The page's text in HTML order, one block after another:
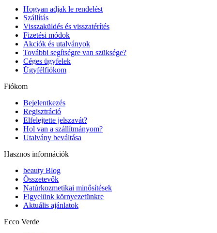
Hogyan adjak le rendelést
Szállítás
Visszaküldés és visszatérítés
Fizetési módok
Akciók és utalványok
További segítségre van szüksége?
Céges ügyfelek
Ügyfélfiókom
Fiókom
Bejelentkezés
Regisztráció
Elfelejtette jelszavát?
Hol van a szállítmányom?
Utalvány beváltása
Hasznos információk
beauty Blog
Összetevők
Natúrkozmetikai minősítések
Figyelünk környezetünkre
Aktuális ajánlatok
Ecco Verde